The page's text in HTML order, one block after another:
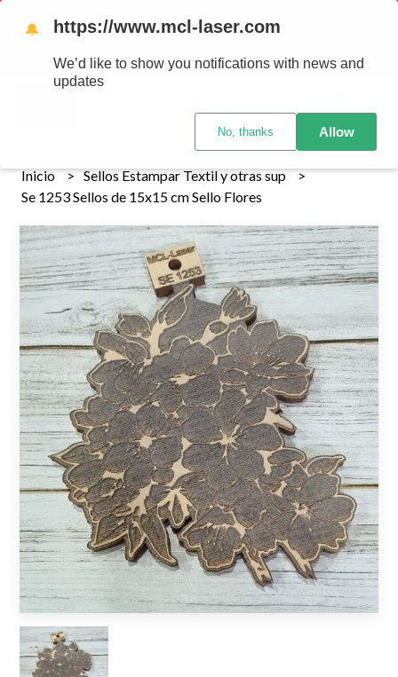
Tenemos envios a todo el pais!........ Los envios Por MENOR se
realizan 48 hs habiles porteriores al pago , los pedidos por
MAYOR se envian 7 dias posteriores al pago del pedido
Inicio
Sellos Estampar Textil y otras sup
Se 1253 Sellos de 15x15 cm Sello Flores
🔔 https://www.mcl-laser.com
We’d like to show you notifications with news and
updates
No, thanks Allow